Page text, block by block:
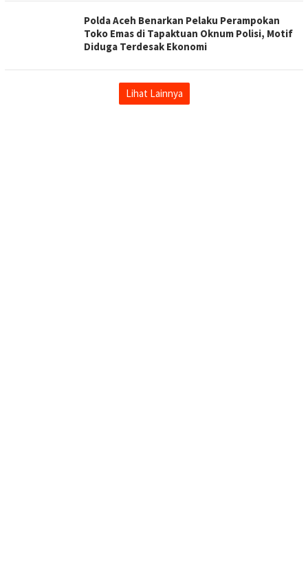
Polda Aceh Benarkan Pelaku Perampokan
Toko Emas di Tapaktuan Oknum Polisi, Motif
Diduga Terdesak Ekonomi
Lihat Lainnya